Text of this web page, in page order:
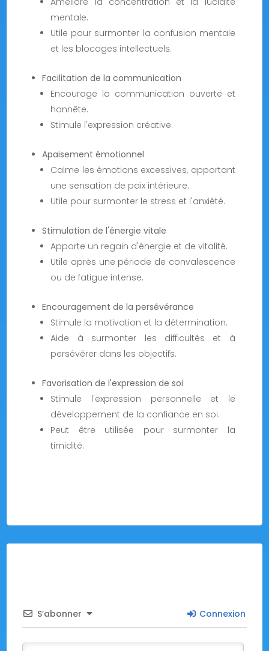
mentale.
Utile pour surmonter la confusion mentale
et les blocages intellectuels.
Facilitation de la communication
Encourage la communication ouverte et
honnête.
Stimule l'expression créative.
Apaisement émotionnel
Calme les émotions excessives, apportant
une sensation de paix intérieure.
Utile pour surmonter le stress et l'anxiété.
Stimulation de l'énergie vitale
Apporte un regain d'énergie et de vitalité.
Utile après une période de convalescence
ou de fatigue intense.
Encouragement de la persévérance
Stimule la motivation et la détermination.
Aide à surmonter les difficultés et à
persévérer dans les objectifs.
Favorisation de l'expression de soi
Stimule l'expression personnelle et le
développement de la confiance en soi.
Peut être utilisée pour surmonter la
timidité.
S’abonner Connexion